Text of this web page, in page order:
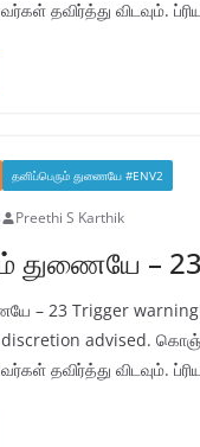
தவிர்த்து விடவும்.
தனிப்பெரும் துணையே #ENV2
Preethi S Karthik
துணையே – 23
– 23 Trigger
discretion advised.
தவிர்த்து விடவும்.